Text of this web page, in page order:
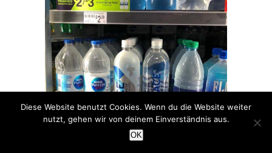
Diese Website benutzt Cookies. Wenn du die Website weiter
nutzt, gehen wir von deinem Einverständnis aus.
OK